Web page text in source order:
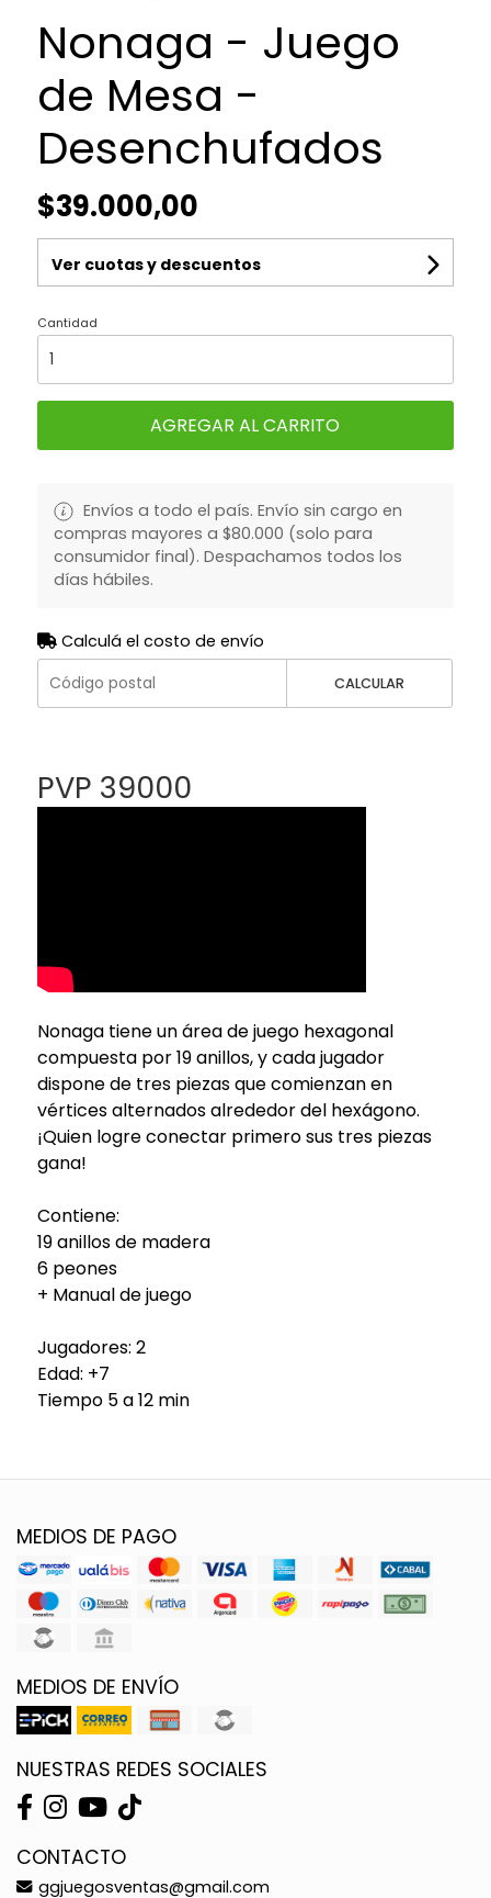
Nonaga - Juego
de Mesa -
Desenchufados
$39.000,00
Ver cuotas y descuentos
Cantidad
AGREGAR AL CARRITO
Envíos a todo el país. Envío sin cargo en
compras mayores a $80.000 (solo para
consumidor final). Despachamos todos los
días hábiles.
Calculá el costo de envío
CALCULAR
PVP 39000
Nonaga tiene un área de juego hexagonal
compuesta por 19 anillos, y cada jugador
dispone de tres piezas que comienzan en
vértices alternados alrededor del hexágono.
¡Quien logre conectar primero sus tres piezas
gana!
Contiene:
19 anillos de madera
6 peones
+ Manual de juego
Jugadores: 2
Edad: +7
Tiempo 5 a 12 min
MEDIOS DE PAGO
MEDIOS DE ENVÍO
NUESTRAS REDES SOCIALES
CONTACTO
ggjuegosventas@gmail.com